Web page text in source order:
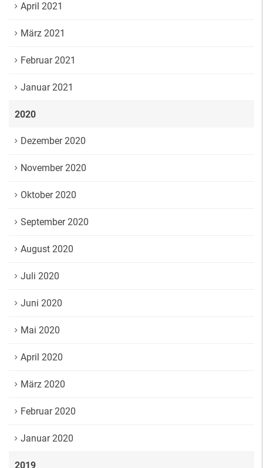
April 2021
März 2021
Februar 2021
Januar 2021
2020
Dezember 2020
November 2020
Oktober 2020
September 2020
August 2020
Juli 2020
Juni 2020
Mai 2020
April 2020
März 2020
Februar 2020
Januar 2020
2019